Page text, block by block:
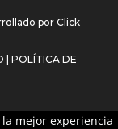
porClick
POLÍTICA DE
mejor experiencia